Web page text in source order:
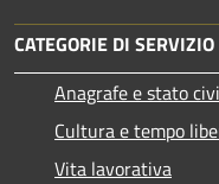
CATEGORIE DI SERVIZIO
Anagrafe e stato
Cultura e tempo
Vita lavorativa